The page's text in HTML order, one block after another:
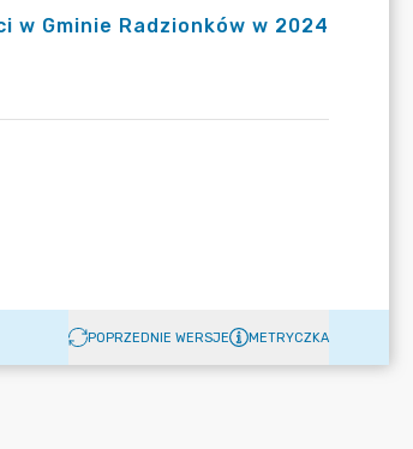
Gminie Radzionków w 2024
POPRZEDNIE WERSJE METRYCZKA